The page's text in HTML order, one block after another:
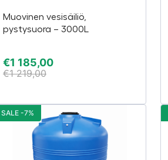
Muovinen vesisäiliö,
pystysuora – 3000L
€1 185,00
€1 219,00
SALE -7%